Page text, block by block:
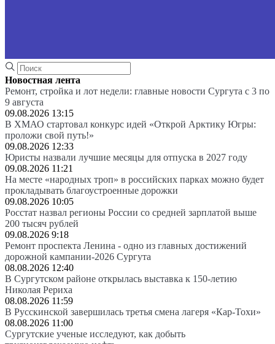
Новостная лента
Ремонт, стройка и лот недели: главные новости Сургута с 3 по
9 августа
09.08.2026 13:15
В ХМАО стартовал конкурс идей «Открой Арктику Югры:
проложи свой путь!»
09.08.2026 12:33
Юристы назвали лучшие месяцы для отпуска в 2027 году
09.08.2026 11:21
На месте «народных троп» в российских парках можно будет
прокладывать благоустроенные дорожки
09.08.2026 10:05
Росстат назвал регионы России со средней зарплатой выше
200 тысяч рублей
09.08.2026 9:18
Ремонт проспекта Ленина - одно из главных достижений
дорожной кампании-2026 Сургута
08.08.2026 12:40
В Сургутском районе открылась выставка к 150-летию
Николая Рериха
08.08.2026 11:59
В Русскинской завершилась третья смена лагеря «Кар-Тохи»
08.08.2026 11:00
Сургутские ученые исследуют, как добыть